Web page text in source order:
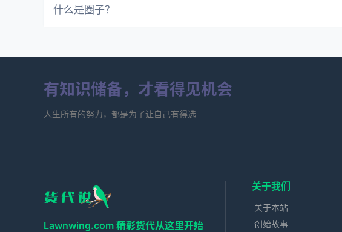
什么是圈子？
有知识储备，才看得见机会
人生所有的努力，都是为了让自己有得选
Lawnwing.com 精彩货代从这里开始
关于我们
关于本站
创始故事